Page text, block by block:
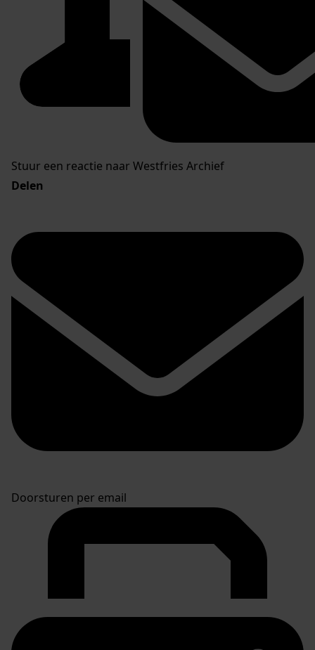
Stuur een reactie naar Westfries Archief
Delen
Doorsturen per email